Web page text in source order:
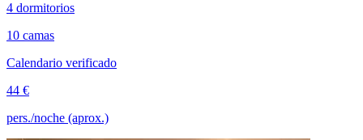
4 dormitorios
10 camas
Calendario verificado
44 €
pers./noche (aprox.)